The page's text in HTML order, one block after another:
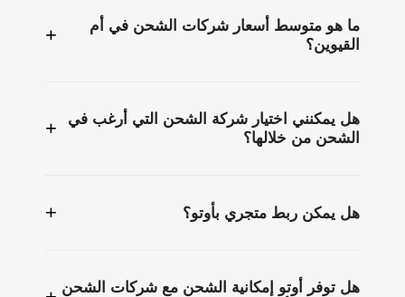
ما هو متوسط أسعار شركات الشحن في أم
القيوين؟
+
هل يمكنني اختيار شركة الشحن التي أرغب في
الشحن من خلالها؟
+
هل يمكن ربط متجري بأوتو؟ +
هل توفر أوتو إمكانية الشحن مع شركات الشحن